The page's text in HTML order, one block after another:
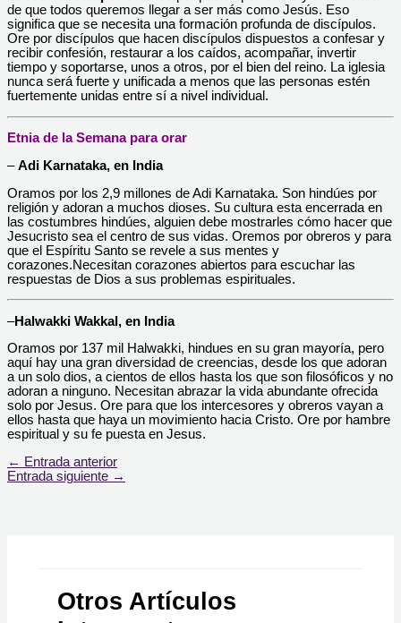
de que todos queremos llegar a ser más como Jesús. Eso
significa que se necesita una formación profunda de discípulos.
Ore por discípulos que hacen discípulos dispuestos a confesar y
recibir confesión, restaurar a los caídos, acompañar, invertir
tiempo y soportarse, unos a otros, por el bien del reino. La iglesia
nunca será fuerte y unificada a menos que las personas estén
fuertemente unidas entre sí a nivel individual.
Etnia de la Semana para orar
–Adi Karnataka, en India
Oramos por los 2,9 millones de Adi Karnataka. Son hindúes por
religión y adoran a muchos dioses. Su cultura esta encerrada en
las costumbres hindúes, alguien debe mostrarles cómo hacer que
Jesucristo sea el centro de sus vidas. Oremos por obreros y para
que el Espíritu Santo se revele a sus mentes y
corazones.Necesitan corazones abiertos para escuchar las
respuestas de Dios a sus problemas espirituales.
–Halwakki Wakkal, en India
Oramos por 137 mil Halwakki, hindues en su gran mayoría, pero
aquí hay una gran diversidad de creencias, desde los que adoran
a un solo dios, a cientos de ellos hasta los que son filosóficos y no
adoran a ninguno. Necesitan abrazar la vida abundante ofrecida
solo por Jesus. Ore para que los intercesores y obreros vayan a
ellos hasta que haya un movimiento hacia Cristo. Ore por hambre
espiritual y su fe puesta en Jesus.
← Entrada anterior
Entrada siguiente →
Otros Artículos